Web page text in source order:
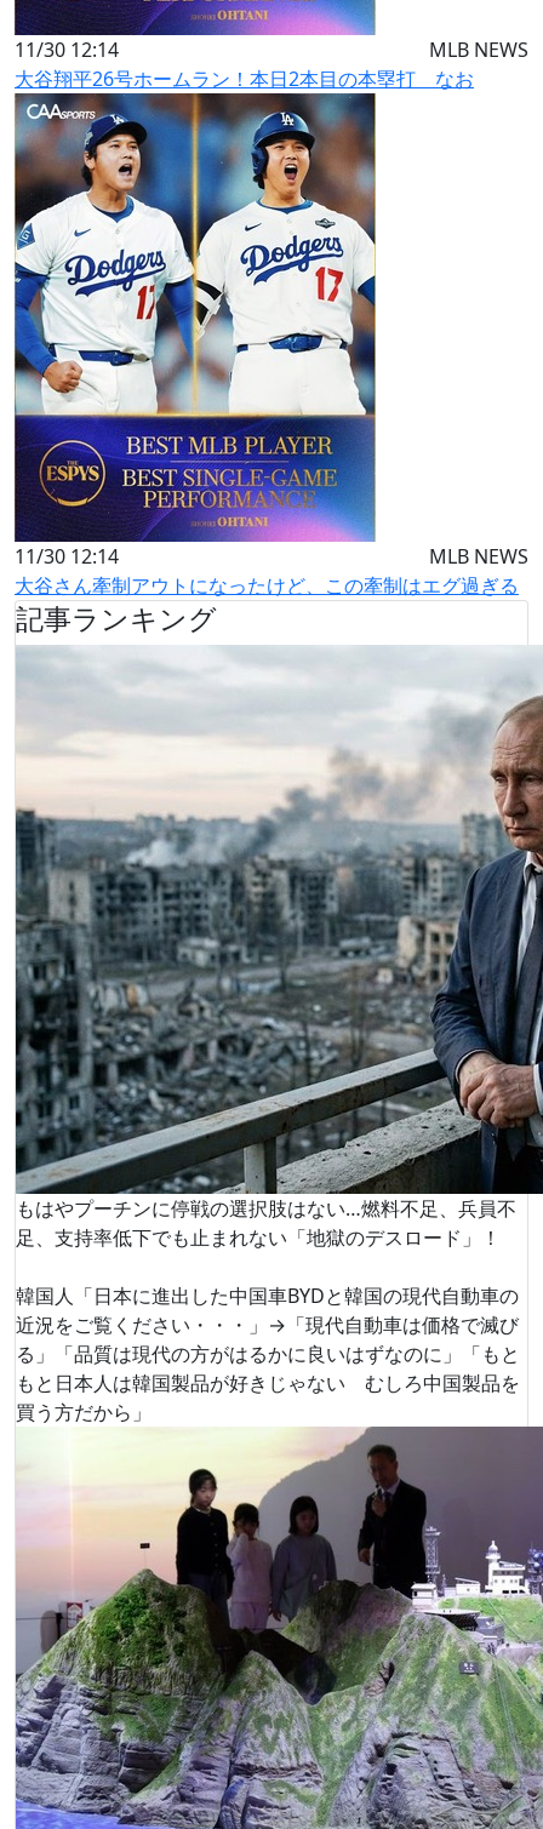
11/30 12:14
MLB NEWS
大谷翔平26号ホームラン！本日2本目の本塁打 なお
11/30 12:14
MLB NEWS
大谷さん牽制アウトになったけど、この牽制はエグ過ぎる
記事ランキング
もはやプーチンに停戦の選択肢はない…燃料不足、兵員不
足、支持率低下でも止まれない「地獄のデスロード」！
韓国人「日本に進出した中国車BYDと韓国の現代自動車の
近況をご覧ください・・・」→「現代自動車は価格で滅び
る」「品質は現代の方がはるかに良いはずなのに」「もと
もと日本人は韓国製品が好きじゃない むしろ中国製品を
買う方だから」